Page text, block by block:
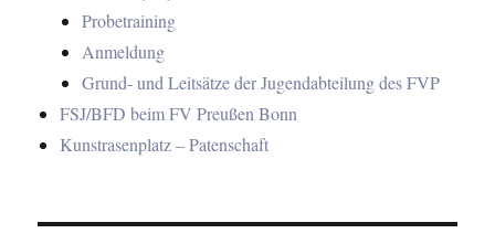
Probetraining
Anmeldung
Grund- und Leitsätze der Jugendabteilung des FVP
FSJ/BFD beim FV Preußen Bonn
Kunstrasenplatz – Patenschaft